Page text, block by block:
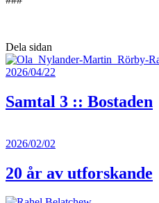
Dela sidan
2026/04/22
Samtal 3 :: Bostaden
2026/02/02
20 år av utforskande